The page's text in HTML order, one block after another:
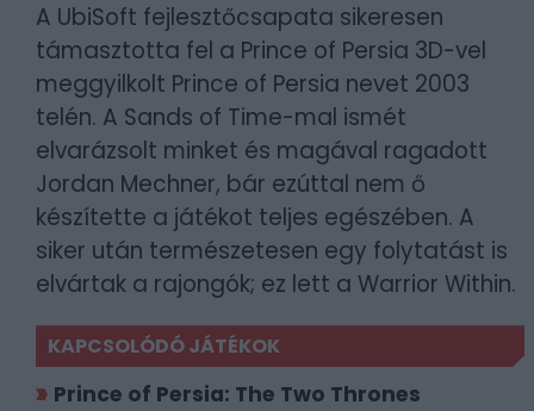
A UbiSoft fejlesztőcsapata sikeresen
támasztotta fel a Prince of Persia 3D-vel
meggyilkolt Prince of Persia nevet 2003
telén. A Sands of Time-mal ismét
elvarázsolt minket és magával ragadott
Jordan Mechner, bár ezúttal nem ő
készítette a játékot teljes egészében. A
siker után természetesen egy folytatást is
elvártak a rajongók; ez lett a Warrior Within.
KAPCSOLÓDÓ JÁTÉKOK
Prince of Persia: The Two Thrones